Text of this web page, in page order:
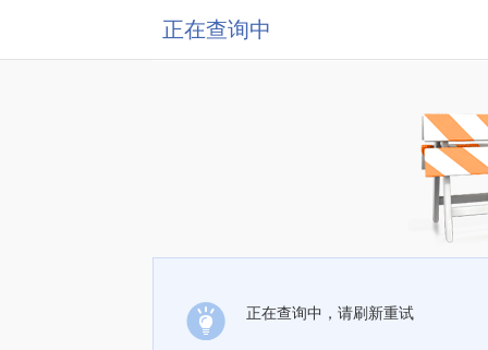
正在查询中
正在查询中，请刷新重试